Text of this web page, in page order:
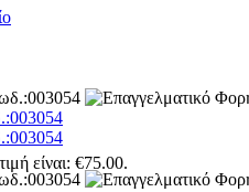
είναι: €75.00.